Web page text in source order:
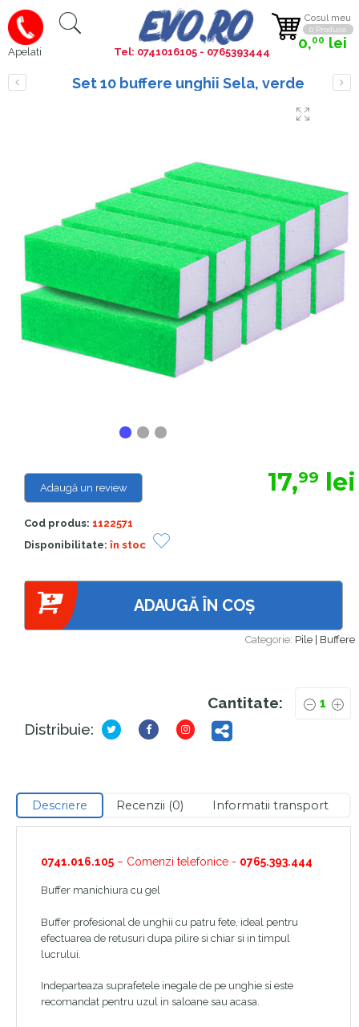
Apelati
Cosul meu
0 Produse
0,00 lei
Tel: 0741016105 - 0765393444
Set 10 buffere unghii Sela, verde
Categorie: Pile | Buffere
Adaugă un review
Cod produs: 1122571
Disponibilitate: în stoc
17,99 lei
ADAUGĂ ÎN COȘ
Cantitate:
Distribuie:
Descriere Recenzii (0) Informatii transport
0741.016.105 – Comenzi telefonice - 0765.393.444
Buffer manichiura cu gel
Buffer profesional de unghii cu patru fete, ideal pentru
efectuarea de retusuri dupa pilire si chiar si in timpul
lucrului.
Indeparteaza suprafetele inegale de pe unghie si este
recomandat pentru uzul in saloane sau acasa.